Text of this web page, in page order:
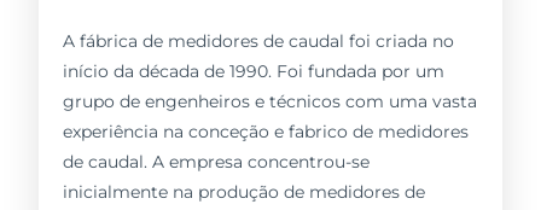
A fábrica de medidores de caudal foi criada no
início da década de 1990. Foi fundada por um
grupo de engenheiros e técnicos com uma vasta
experiência na conceção e fabrico de medidores
de caudal. A empresa concentrou-se
inicialmente na produção de medidores de